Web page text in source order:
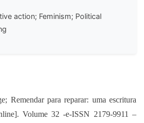
action; Feminism; Political
Remendar para reparar: uma escritura
Volume 32 -e-ISSN 2179-9911 –